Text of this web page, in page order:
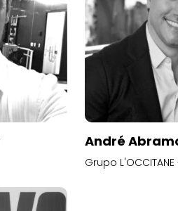
André
Grupo